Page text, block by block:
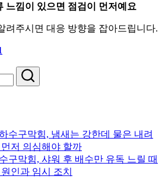
느낌이 있으면 점검이 먼저예요
려주시면 대응 방향을 잡아드립니다.
검
수구막힘, 냄새는 강한데 물은 내려
저 의심해야 할까
구막힘, 샤워 후 배수만 유독 느릴 때
인과 임시 조치